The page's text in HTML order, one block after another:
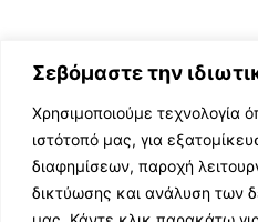
Σεβόμαστε την
Χρησιμοποιούμε τεχνολογία
ιστότοπό μας, για
διαφημίσεων, παροχή
δικτύωσης και ανάλυση των
ΕΛΛΗΝΙΚΗ ΜΟΥΣΙΚΗ
TV SHOWS